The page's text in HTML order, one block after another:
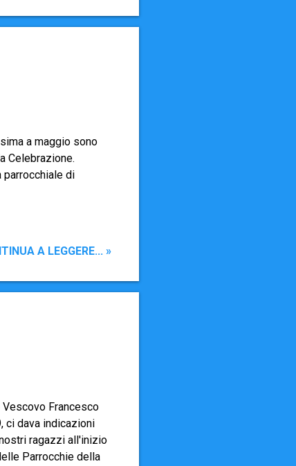
in tutte e
a maggio sono
Celebrazione.
di
A LEGGERE... »
Francesco
ci dava indicazioni
ragazzi all'inizio
Parrocchie della